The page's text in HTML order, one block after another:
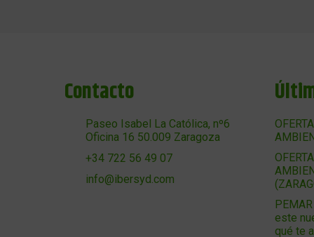
Contacto
Paseo Isabel La Católica, nº6
Oficina 16 50.009 Zaragoza
+34 722 56 49 07
info@ibersyd.com
este
qué te